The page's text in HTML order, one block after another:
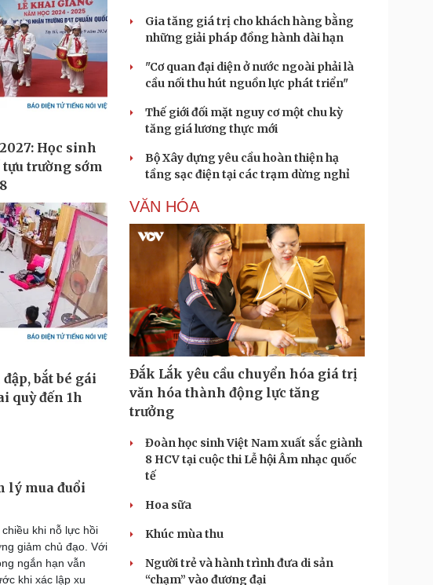
lý mua đuổi
khi nỗ lực hồi
giảm chủ đạo. Với
ngắn hạn vẫn
khi xác lập xu
Gia tăng giá trị cho khách hàng bằng
những giải pháp đồng hành dài hạn
"Cơ quan đại diện ở nước ngoài phải là
cầu nối thu hút nguồn lực phát triển"
Thế giới đối mặt nguy cơ một chu kỳ
tăng giá lương thực mới
Bộ Xây dựng yêu cầu hoàn thiện hạ
tầng sạc điện tại các trạm dừng nghỉ
VĂN HÓA
Đắk Lắk yêu cầu chuyển hóa giá trị
văn hóa thành động lực tăng
trưởng
Đoàn học sinh Việt Nam xuất sắc giành
8 HCV tại cuộc thi Lễ hội Âm nhạc quốc
tế
Hoa sữa
Khúc mùa thu
Người trẻ và hành trình đưa di sản
“chạm” vào đương đại